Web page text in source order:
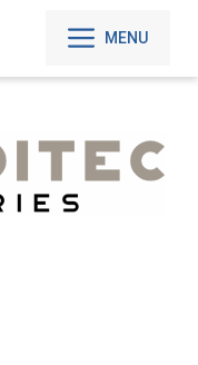
MENU